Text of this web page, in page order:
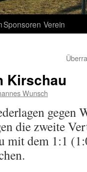
Sponsoren Verein
Kirschau
Wunsch
gegen
die zweite
mit dem 1:1